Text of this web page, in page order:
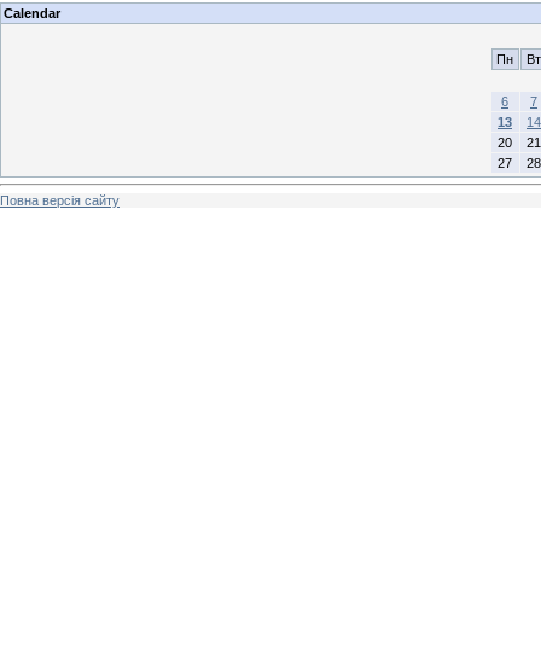
Calendar
Пн Вт
6
7
13
14
20
21
27
28
Повна версія сайту